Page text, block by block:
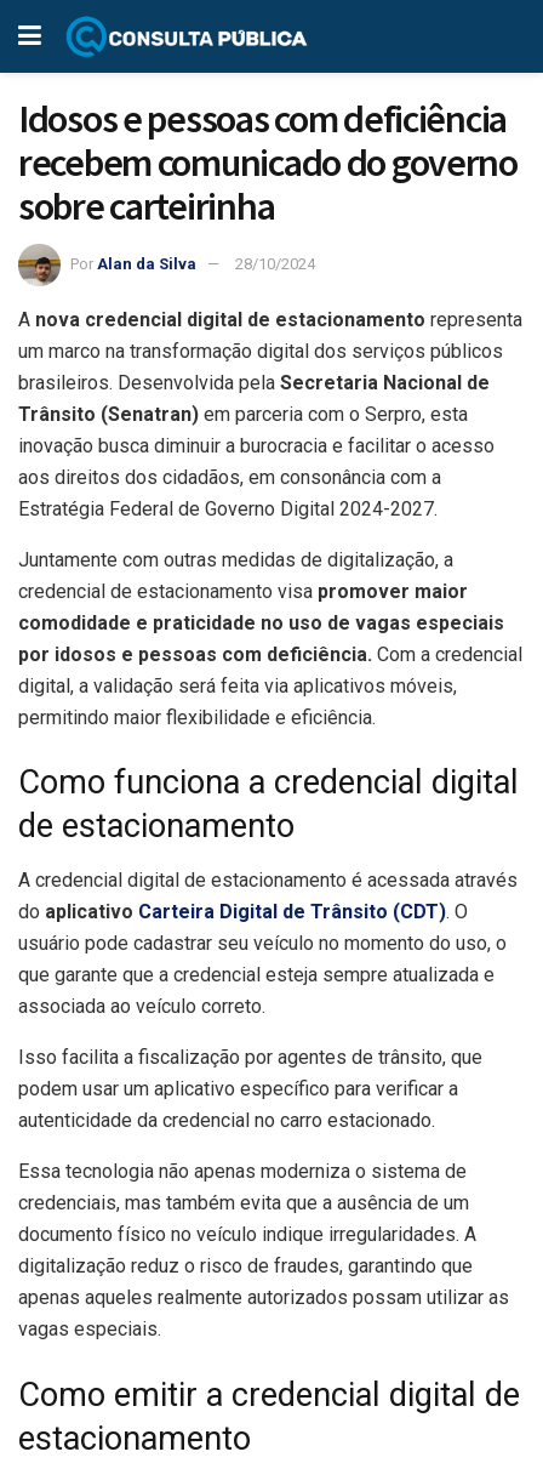
Idosos e pessoas com deficiência
recebem comunicado do governo
sobre carteirinha
Por Alan da Silva 28/10/2024
A nova credencial digital de estacionamento representa
um marco na transformação digital dos serviços públicos
brasileiros. Desenvolvida pela Secretaria Nacional de
Trânsito (Senatran) em parceria com o Serpro, esta
inovação busca diminuir a burocracia e facilitar o acesso
aos direitos dos cidadãos, em consonância com a
Estratégia Federal de Governo Digital 2024-2027.
Juntamente com outras medidas de digitalização, a
credencial de estacionamento visa promover maior
comodidade e praticidade no uso de vagas especiais
por idosos e pessoas com deficiência. Com a credencial
digital, a validação será feita via aplicativos móveis,
permitindo maior flexibilidade e eficiência.
Como funciona a credencial digital
de estacionamento
A credencial digital de estacionamento é acessada através
do aplicativo Carteira Digital de Trânsito (CDT). O
usuário pode cadastrar seu veículo no momento do uso, o
que garante que a credencial esteja sempre atualizada e
associada ao veículo correto.
Isso facilita a fiscalização por agentes de trânsito, que
podem usar um aplicativo específico para verificar a
autenticidade da credencial no carro estacionado.
Essa tecnologia não apenas moderniza o sistema de
credenciais, mas também evita que a ausência de um
documento físico no veículo indique irregularidades. A
digitalização reduz o risco de fraudes, garantindo que
apenas aqueles realmente autorizados possam utilizar as
vagas especiais.
Como emitir a credencial digital de
estacionamento